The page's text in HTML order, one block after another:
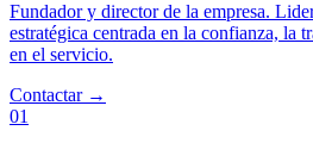
Fundador y director de la empresa.
estratégica centrada en la confianza, la
en el servicio.
Contactar →
01